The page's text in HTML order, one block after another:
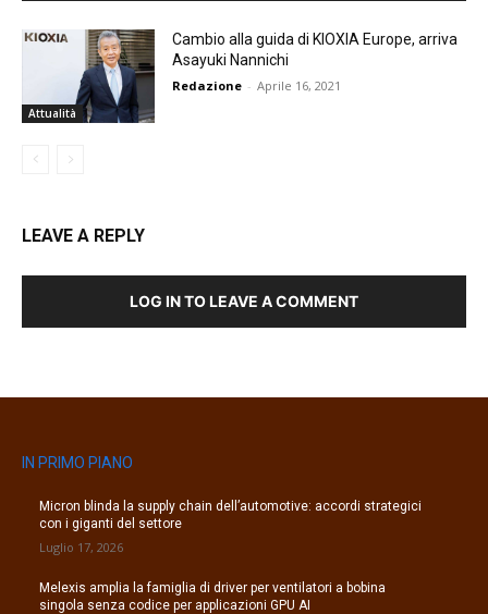
Attualità
Cambio alla guida di KIOXIA Europe, arriva
Asayuki Nannichi
Redazione - Aprile 16, 2021
LEAVE A REPLY
LOG IN TO LEAVE A COMMENT
IN PRIMO PIANO
Micron blinda la supply chain dell’automotive: accordi strategici
con i giganti del settore
Luglio 17, 2026
Melexis amplia la famiglia di driver per ventilatori a bobina
singola senza codice per applicazioni GPU AI